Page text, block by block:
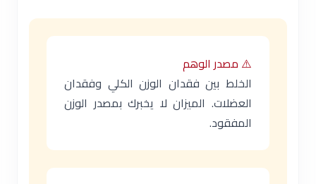
⚠️ مصدر الوهم
الخلط بين فقدان الوزن الكلي وفقدان
العضلات. الميزان لا يخبرك بمصدر الوزن
المفقود.